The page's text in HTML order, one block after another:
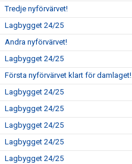
Tredje nyförvärvet!
Lagbygget 24/25
Andra nyförvärvet!
Lagbygget 24/25
Första nyförvärvet klart för damlaget!
Lagbygget 24/25
Lagbygget 24/25
Lagbygget 24/25
Lagbygget 24/25
Lagbygget 24/25